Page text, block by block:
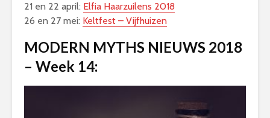
21 en 22 april: Elfia Haarzuilens 2018
26 en 27 mei: Keltfest – Vijfhuizen
MODERN MYTHS NIEUWS 2018
– Week 14: